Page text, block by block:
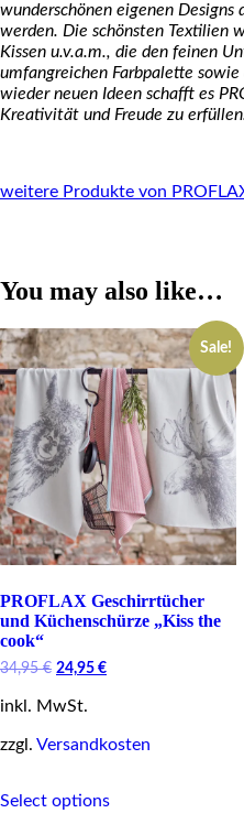
wunderschönen eigenen
werden. Die schönsten Textilien
Kissen u.v.a.m., die den feinen
umfangreichen Farbpalette
wieder neuen Ideen schafft es
Kreativität und Freude zu
weitere Produkte von
You may also like…
Sale!
PROFLAX Geschirrtücher
und Küchenschürze „Kiss the
cook“
34,95€ Original
was:
24,95 €Current
inkl. MwSt.
zzgl. Versandkosten
Select optionsproduct